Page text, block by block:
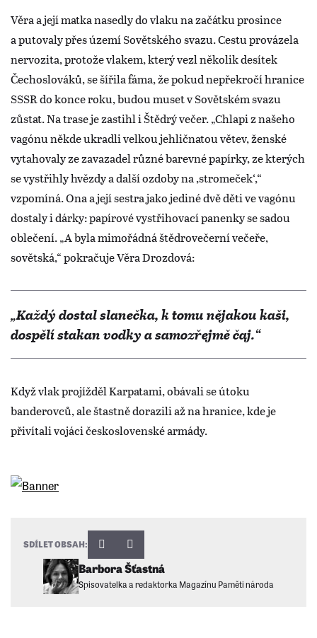
Věra a její matka nasedly do vlaku na začátku prosince
a putovaly přes území Sovětského svazu. Cestu provázela
nervozita, protože vlakem, který vezl několik desítek
Čechoslováků, se šířila fáma, že pokud nepřekročí hranice
SSSR do konce roku, budou muset v Sovětském svazu
zůstat. Na trase je zastihl i Štědrý večer. „Chlapi z našeho
vagónu někde ukradli velkou jehličnatou větev, ženské
vytahovaly ze zavazadel různé barevné papírky, ze kterých
se vystřihly hvězdy a další ozdoby na ,stromeček‘,“
vzpomíná. Ona a její sestra jako jediné dvě děti ve vagónu
dostaly i dárky: papírové vystřihovací panenky se sadou
oblečení. „A byla mimořádná štědrovečerní večeře,
sovětská,“ pokračuje Věra Drozdová:
„Každý dostal slanečka, k tomu nějakou kaši,
dospělí stakan vodky a samozřejmě čaj.“
Když vlak projížděl Karpatami, obávali se útoku
banderovců, ale štastně dorazili až na hranice, kde je
přivítali vojáci československé armády.
Barbora Šťastná
Spisovatelka a redaktorka Magazínu Paměti národa
SDÍLET OBSAH: